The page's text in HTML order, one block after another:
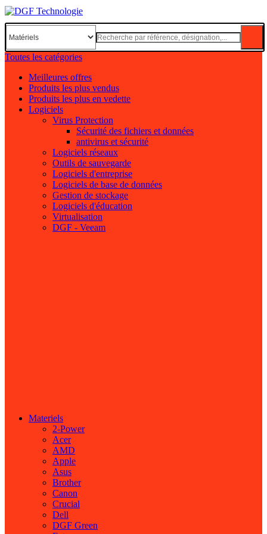
Toutes les catégories
Meilleures offres
Produits les plus vendus
Produits les plus en vedette
Logiciels
Virus Protection
Sécurité des fichiers et données
antivirus et sécurité
Logiciels réseaux
Outils de sauvegarde
Logiciels d'entreprise
Logiciels de base de données
Gestion de stockage
Logiciels d'éducation
Virtualisation
DGF - Veeam
Materiels
2-Power
Acer
AMD
Apple
Asus
Brother
Canon
Crucial
Dell
DGF Green